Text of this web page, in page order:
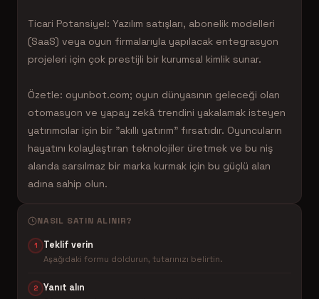
Ticari Potansiyel: Yazılım satışları, abonelik modelleri
(SaaS) veya oyun firmalarıyla yapılacak entegrasyon
projeleri için çok prestijli bir kurumsal kimlik sunar.
Özetle: oyunbot.com; oyun dünyasının geleceği olan
otomasyon ve yapay zekâ trendini yakalamak isteyen
yatırımcılar için bir "akıllı yatırım" fırsatıdır. Oyuncuların
hayatını kolaylaştıran teknolojiler üretmek ve bu niş
alanda sarsılmaz bir marka kurmak için bu güçlü alan
adına sahip olun.
NASIL SATIN ALINIR?
1 Teklif verin
Aşağıdaki formu doldurun, tutarınızı belirtin.
2 Yanıt alın